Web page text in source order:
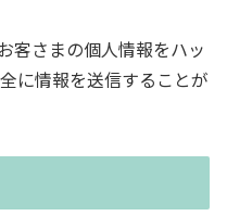
客さまの個人情報をハッ
に情報を送信することが